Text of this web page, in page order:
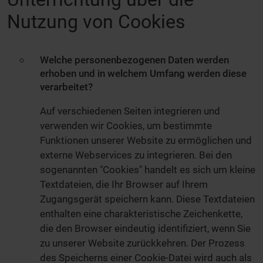
Nutzung von Cookies
Welche personenbezogenen Daten werden
erhoben und in welchem Umfang werden diese
verarbeitet?
Auf verschiedenen Seiten integrieren und
verwenden wir Cookies, um bestimmte
Funktionen unserer Website zu ermöglichen und
externe Webservices zu integrieren. Bei den
sogenannten "Cookies" handelt es sich um kleine
Textdateien, die Ihr Browser auf Ihrem
Zugangsgerät speichern kann. Diese Textdateien
enthalten eine charakteristische Zeichenkette,
die den Browser eindeutig identifiziert, wenn Sie
zu unserer Website zurückkehren. Der Prozess
des Speicherns einer Cookie-Datei wird auch als